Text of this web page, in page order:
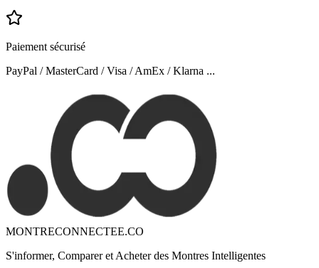
Paiement sécurisé
PayPal / MasterCard / Visa / AmEx / Klarna ...
MONTRECONNECTEE.CO
S'informer, Comparer et Acheter des Montres Intelligentes